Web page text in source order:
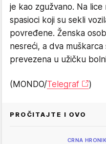
je kao zgužvano. Na lice
spasioci koji su sekli
povređene. Ženska
nesreći, a dva
prevezena u užičku
(MONDO/Telegraf )
PROČITAJTE I OVO
CRNA